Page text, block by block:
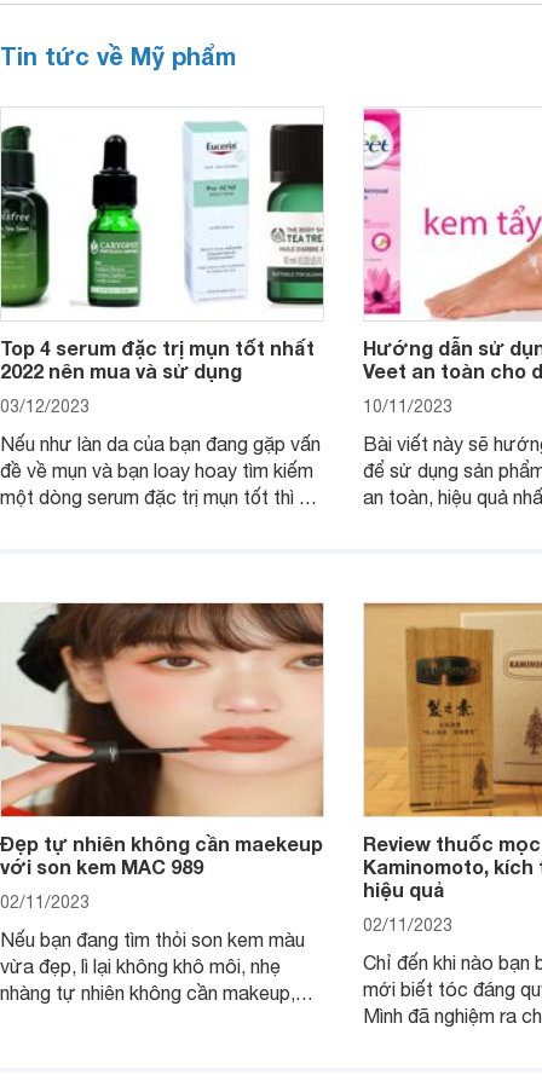
Tin tức về Mỹ phẩm
Top 4 serum đặc trị mụn tốt nhất
2022 nên mua và sử dụng
03/12/2023
Nếu như làn da của bạn đang gặp vấn
đề về mụn và bạn loay hoay tìm kiếm
một dòng serum đặc trị mụn tốt thì bài
Hướng dẫn sử
Veet an toàn cho
10/11/2023
Bài viết này sẽ
để sử dụng sản
an toàn, hiệu quả
Đẹp tự nhiên không cần maekeup
với son kem MAC 989
02/11/2023
Nếu bạn đang tìm thỏi son kem màu
vừa đẹp, lì lại không khô môi, nhẹ
nhàng tự nhiên không cần makeup,
Review thuốc
Kaminomoto,
hiệu quả
02/11/2023
Chỉ đến khi nào bạn
mới biết tóc đáng
Mình đã nghiệm ra